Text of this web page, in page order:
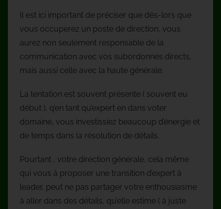
Il est ici important de préciser que dés-lors que
vous occuperez un poste de direction, vous
aurez non seulement responsable de la
communication avec vos subordonnés directs,
mais aussi celle avec la haute générale.
La tentation est souvent présente ( souvent eu
début ), q’en tant qu’expert en dans voter
domaine, vous investissiez beaucoup d’énergie et
de temps dans la résolution de détails.
Pourtant , votre direction générale, cela même
qui vous à proposer une transition d’expert à
leader, peut ne pas partager votre enthousiasme
à aller dans des détails, qu’elle estime ( à juste